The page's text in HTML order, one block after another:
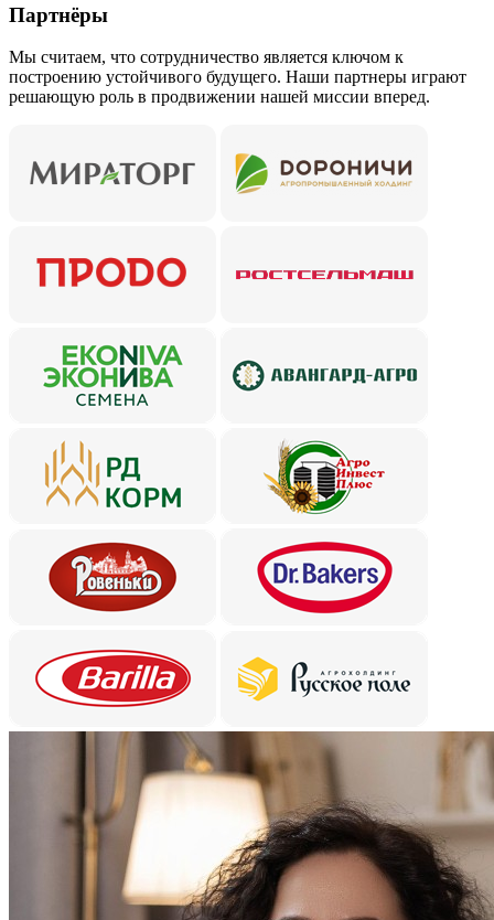
Партнёры
Мы считаем, что сотрудничество является ключом к
построению устойчивого будущего. Наши партнеры играют
решающую роль в продвижении нашей миссии вперед.